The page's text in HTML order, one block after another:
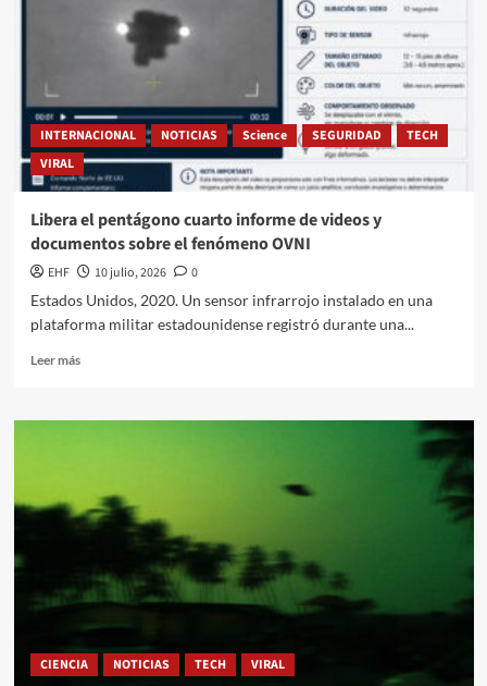
INTERNACIONAL NOTICIAS Science SEGURIDAD
TECH
VIRAL
Libera el pentágono cuarto informe de videos y
documentos sobre el fenómeno OVNI
EHF 10 julio, 2026
0
Estados Unidos, 2020. Un sensor infrarrojo instalado en una
plataforma militar estadounidense registró durante una...
Leer más
CIENCIA NOTICIAS TECH VIRAL